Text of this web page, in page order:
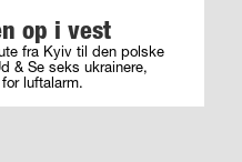
op i vest
fra Kyiv til den polske
& Se seks ukrainere,
luftalarm.